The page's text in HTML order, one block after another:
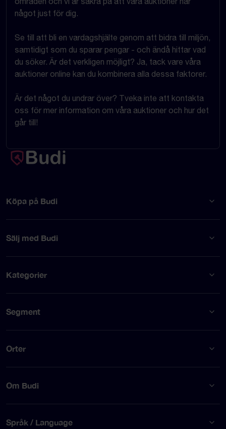
något just för dig.
Se till att bli en vardagshjälte genom att bidra till miljön,
samtidigt som du sparar pengar - och ändå hittar vad
du söker. Är det verkligen möjligt? Ja, tack vare våra
auktioner online kan du kombinera alla dessa faktorer.
Är det något du undrar över? Tveka inte att kontakta
oss för mer information om våra auktioner och hur det
går till!
Köpa på Budi
Sälj med Budi
Kategorier
Segment
Orter
Om Budi
Språk / Language